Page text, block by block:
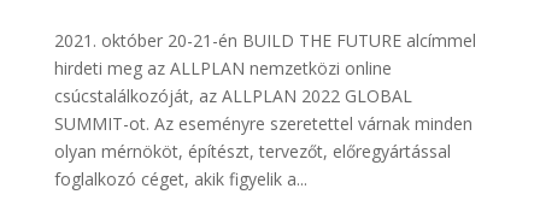
2021. október 20-21-én BUILD THE FUTURE alcímmel
hirdeti meg az ALLPLAN nemzetközi online
csúcstalálkozóját, az ALLPLAN 2022 GLOBAL
SUMMIT-ot. Az eseményre szeretettel várnak minden
olyan mérnököt, építészt, tervezőt, előregyártással
foglalkozó céget, akik figyelik a...